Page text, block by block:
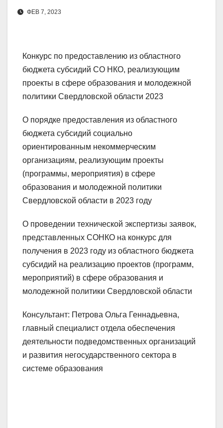
ФЕВ 7, 2023
Конкурс по предоставлению из областного
бюджета субсидий СО НКО, реализующим
проекты в сфере образования и молодежной
политики Свердловской области 2023
О порядке предоставления из областного
бюджета субсидий социально
ориентированным некоммерческим
организациям, реализующим проекты
(программы, мероприятия) в сфере
образования и молодежной политики
Свердловской области в 2023 году
О проведении технической экспертизы заявок,
представленных СОНКО на конкурс для
получения в 2023 году из областного бюджета
субсидий на реализацию проектов (программ,
мероприятий) в сфере образования и
молодежной политики Свердловской области
Консультант: Петрова Ольга Геннадьевна,
главный специалист отдела обеспечения
деятельности подведомственных организаций
и развития негосударственного сектора в
системе образования